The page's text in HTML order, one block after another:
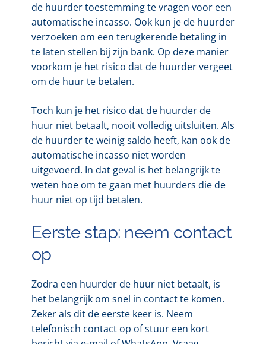
de huurder toestemming te vragen voor een
automatische incasso. Ook kun je de huurder
verzoeken om een terugkerende betaling in
te laten stellen bij zijn bank. Op deze manier
voorkom je het risico dat de huurder vergeet
om de huur te betalen.
Toch kun je het risico dat de huurder de
huur niet betaalt, nooit volledig uitsluiten. Als
de huurder te weinig saldo heeft, kan ook de
automatische incasso niet worden
uitgevoerd. In dat geval is het belangrijk te
weten hoe om te gaan met huurders die de
huur niet op tijd betalen.
Eerste stap: neem contact
op
Zodra een huurder de huur niet betaalt, is
het belangrijk om snel in contact te komen.
Zeker als dit de eerste keer is. Neem
telefonisch contact op of stuur een kort